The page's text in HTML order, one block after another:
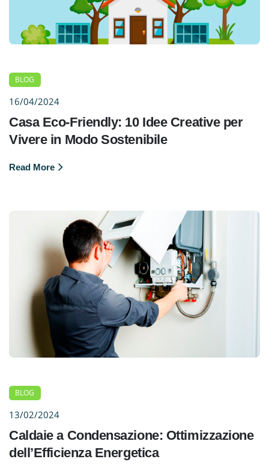
BLOG
16/04/2024
Casa Eco-Friendly: 10 Idee Creative per
Vivere in Modo Sostenibile
Read More
BLOG
13/02/2024
Caldaie a Condensazione: Ottimizzazione
dell’Efficienza Energetica